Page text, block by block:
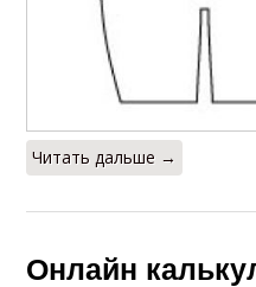
Читать дальше →
Онлайн